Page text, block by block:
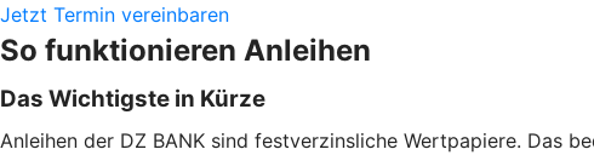
Jetzt Termin vereinbaren
So funktionieren Anleihen
Das Wichtigste in Kürze
Anleihen der DZ BANK sind festverzinsliche Wertpapiere. Das